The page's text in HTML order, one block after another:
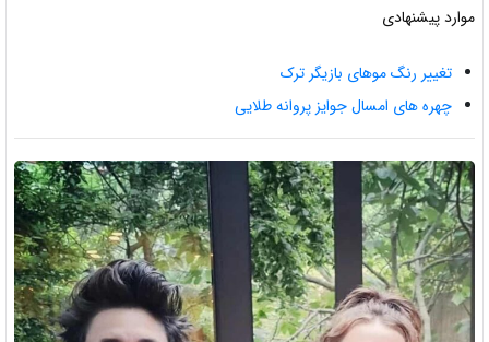
موارد پیشنهادی
تغییر رنگ موهای بازیگر ترک
چهره های امسال جوایز پروانه طلایی